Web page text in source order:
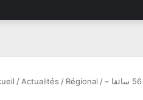
/ Actualités / Régional /خلال سنة 2020: تدعيم أسطول الشركة الجهوية للنقل بولاية نابل ب 106 حافلة و 56 سائقا –